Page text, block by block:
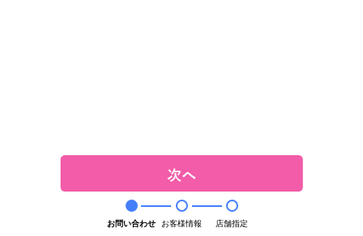
お問い合わせ お客様情報 店舗指定